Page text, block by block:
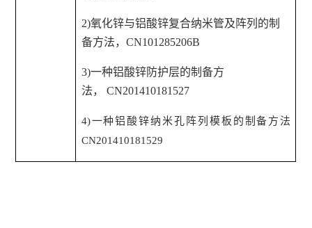
2)氧化锌与铝酸锌复合纳米管及阵列的制
备方法， CN101285206B
3)一种铝酸锌防护层的制备方
法，
CN201410181527
4)一种铝酸锌纳米孔阵列模板的制备方法
CN201410181529